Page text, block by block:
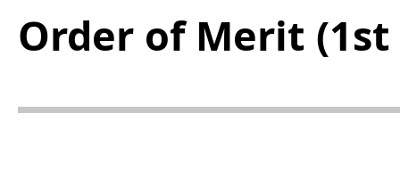
Order of Merit (1st